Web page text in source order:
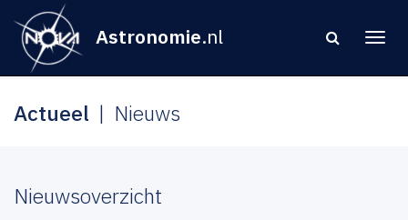
Astronomie.nl
Actueel Nieuws
Nieuwsoverzicht